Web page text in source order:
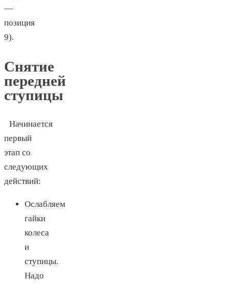
—
позиция
9).
Снятие
передней
ступицы
Начинается
первый
этап со
следующих
действий:
Ослабляем
гайки
колеса
и
ступицы.
Надо